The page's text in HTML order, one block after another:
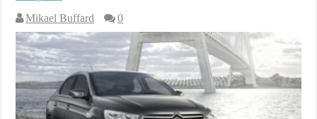
Mikael Buffard
0